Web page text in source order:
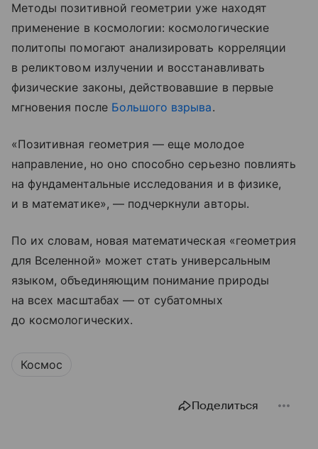
Методы позитивной геометрии уже находят
применение в космологии: космологические
политопы помогают анализировать корреляции
в реликтовом излучении и восстанавливать
физические законы, действовавшие в первые
мгновения после Большого взрыва.
«Позитивная геометрия — еще молодое
направление, но оно способно серьезно повлиять
на фундаментальные исследования и в физике,
и в математике», — подчеркнули авторы.
По их словам, новая математическая «геометрия
для Вселенной» может стать универсальным
языком, объединяющим понимание природы
на всех масштабах — от субатомных
до космологических.
Космос
Поделиться